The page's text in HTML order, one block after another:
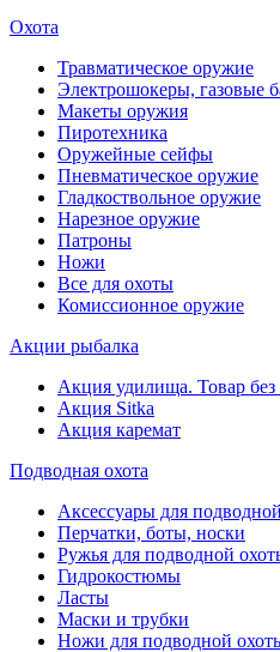
Охота
Травматическое оружие
Электрошокеры, газовые
Макеты оружия
Пиротехника
Оружейные сейфы
Пневматическое оружие
Гладкоствольное оружие
Нарезное оружие
Патроны
Ножи
Все для охоты
Комиссионное оружие
Акции рыбалка
Акция удилища. Товар без
Акция Sitka
Акция каремат
Подводная охота
Аксессуары для
Перчатки, боты, носки
Ружья для подводной
Гидрокостюмы
Ласты
Маски и трубки
Ножи для подводной